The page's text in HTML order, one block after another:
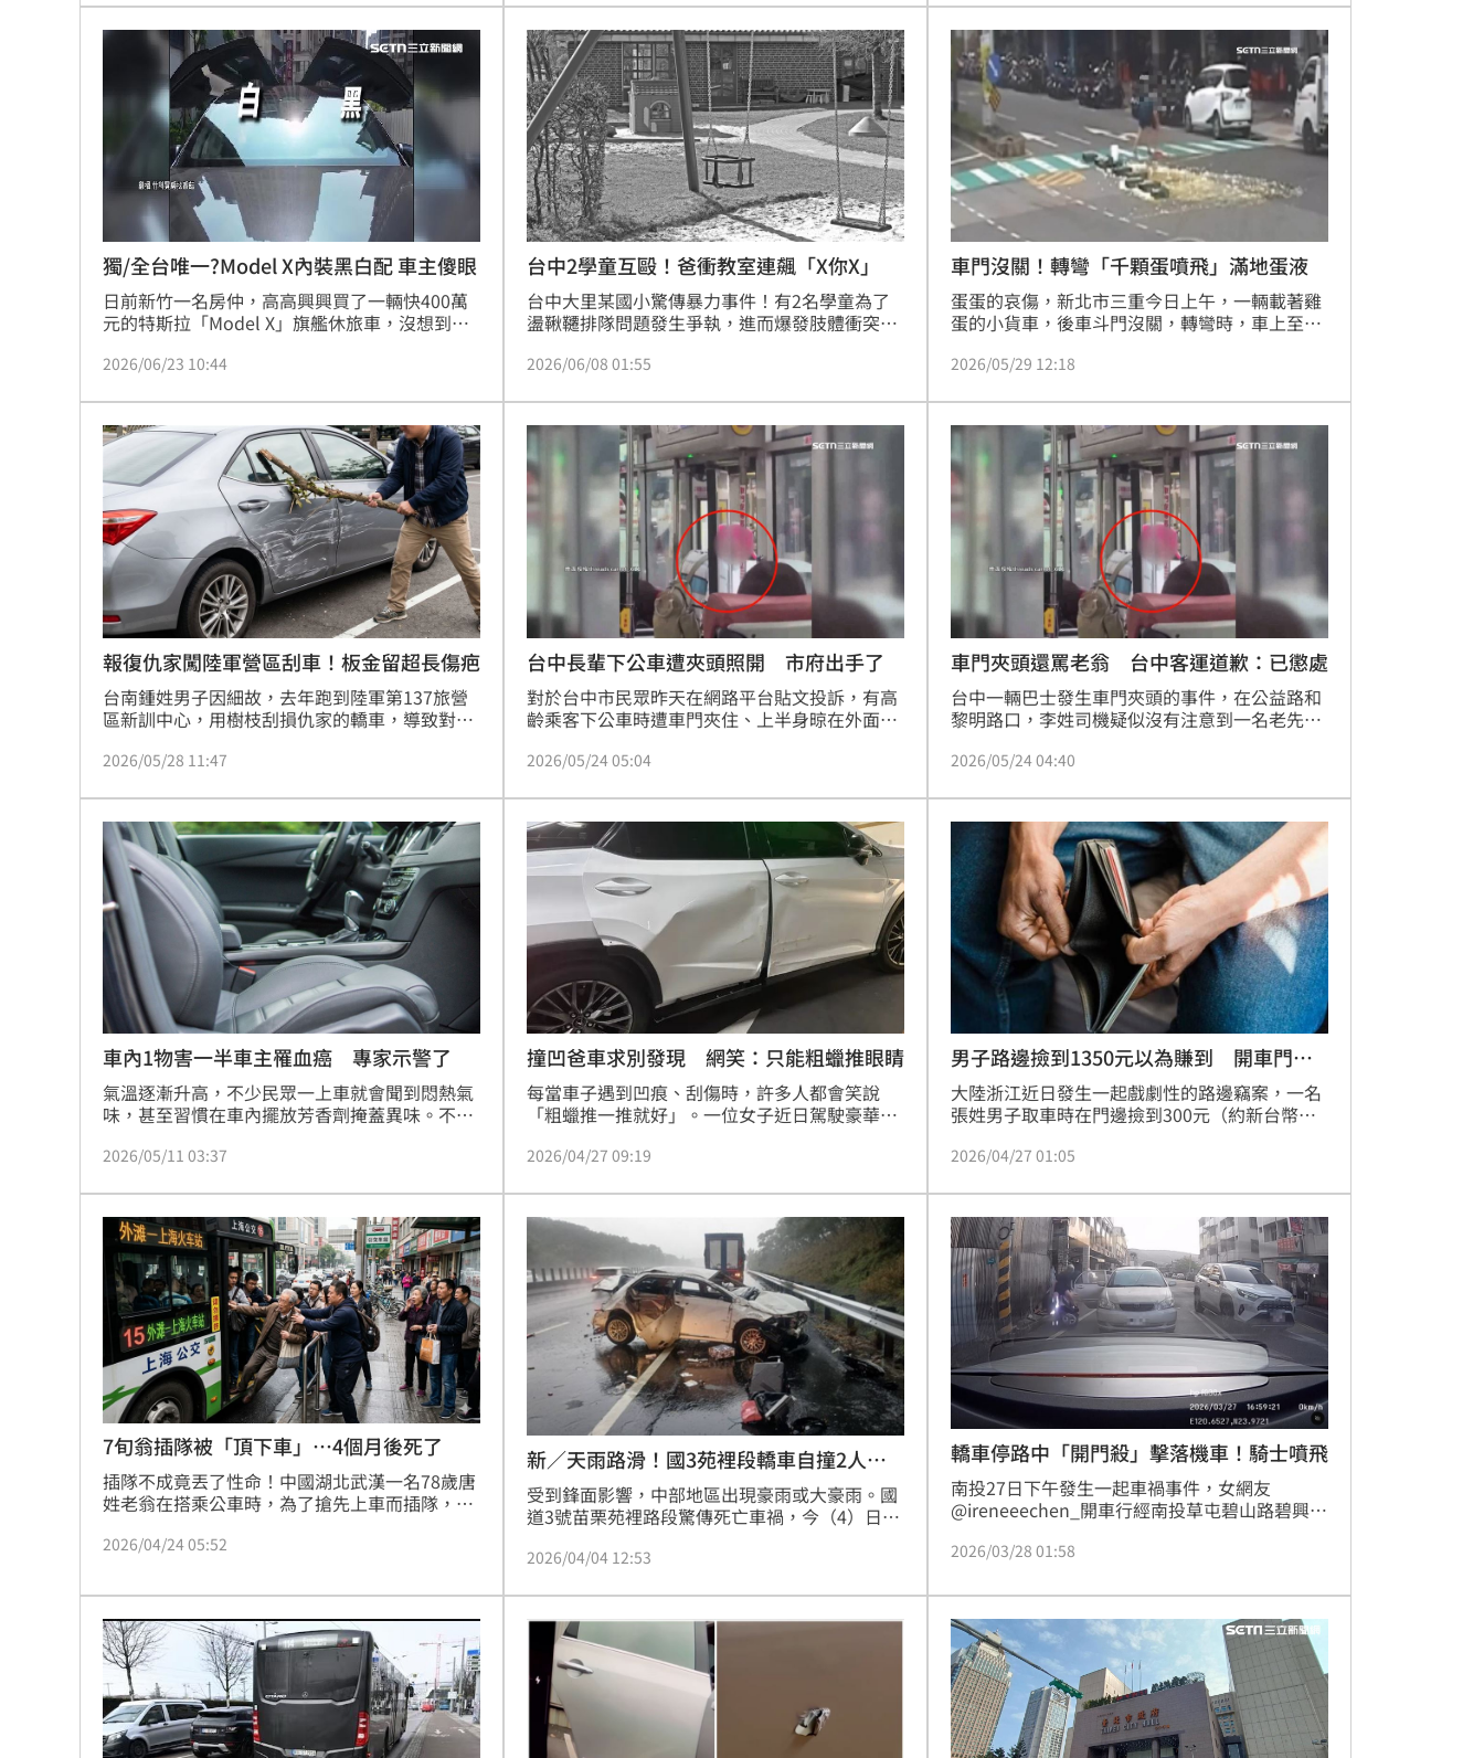
男反而熱情擁抱司機，嚇得後方駕駛紛紛閃避，
後續經警方到場處理並將張男送醫。
扇板沒關緊，開過去直接刮毀車輛，肇事後若無
其事開走。莊小姐氣憤表示，新車才剛買三個月
就被刮壞，維修費多達10幾萬，但肇事業者只願
賠償6萬元，態度相當消極，目前雙方仍在協
商。
獨/全台唯一?Model X內裝黑白配 車主傻眼
日前新竹一名房仲，高高興興買了一輛快400萬
元的特斯拉「Model X」旗艦休旅車，沒想到原
現異狀，直到坐進後座才當場傻眼。原來車輛後
對稱。照片曝光後引發熱議，車友笑稱這是全台
唯一「熊貓特仕版」，直呼出錯機率比中樂透還
低。儘管特斯拉回應可以免費更換，但一旦放棄
就無法再改回來，也讓車主陷入兩難。
2026/06/23 10:44
台中2學童互毆！爸衝教室連飆「X你X」
台中大里某國小驚傳暴力事件！有2名學童為了
盪鞦韆排隊問題發生爭執，進而爆發肢體衝突，
學童家長衝進教室內後，竟連飆5次三字經髒話
學童家長離開學校，最終遭《妨害自由罪》等起
訴，但經法院審理後全判無罪。
2026/06/08 01:55
車門沒關！轉彎「千顆蛋噴飛」滿地蛋液
蛋蛋的哀傷，新北市三重今日上午，一輛載著雞
蛋的小貨車，後車斗門沒關，轉彎時，車上至少
波及行人，闖禍的駕駛，趕緊去旁邊五金行買掃
2026/05/29 12:18
報復仇家闖陸軍營區刮車！板金留超長傷疤
台南鍾姓男子因細故，去年跑到陸軍第137旅營
區新訓中心，用樹枝刮損仇家的轎車，導致對方
漆不堪使用。事後挨告，鍾男認罪，車主無意調
拘役15天，得意科罰金。
2026/05/28 11:47
台中長輩下公車遭夾頭照開 市府出手了
對於台中市民眾昨天在網路平台貼文投訴，有高
齡乘客下公車時遭車門夾住、上半身晾在外面快
針對業者年度評鑑嚴加審核。
2026/05/24 05:04
車門夾頭還罵老翁 台中客運道歉：已懲處
台中一輛巴士發生車門夾頭的事件，在公益路和
黎明路口，李姓司機疑似沒有注意到一名老先生
住。公車啟動行駛，車上乘客大吃一驚，通知司
示，沒有接獲老先生親自投訴，但已從網路上看
到民眾貼文檢舉，將對這名司機記過懲處。
2026/05/24 04:40
車內1物害一半車主罹血癌 專家示警了
氣溫逐漸升高，不少民眾一上車就會聞到悶熱氣
味，甚至習慣在車內擺放芳香劑掩蓋異味。不
環境恐讓有害物質加速揮發，尤其不建議在車上
2026/05/11 03:37
撞凹爸車求別發現 網笑：只能粗蠟推眼睛
每當車子遇到凹痕、刮傷時，許多人都會笑說
「粗蠟推一推就好」。一位女子近日駕駛豪華休
打不開、後車門上移，右側前後車門明顯撞凹，
錢？」貼文曝光後引發熱議，許多網友紛紛笑
說，這種慘況只能用粗蠟塗眼睛閉而不見了。
2026/04/27 09:19
男子路邊撿到1350元以為賺到 開車門崩
潰
大陸浙江近日發生一起戲劇性的路邊竊案，一名
張姓男子取車時在門邊撿到300元（約新台幣
車門後瞬間崩潰，他原先存放於車內的3.8萬元
後展開追查，發現張男在地上撿到的錢，其實是
竊賊得手後不慎遺落的，目前已成功跨省將2名
嫌犯逮捕歸案。
2026/04/27 01:05
7旬翁插隊被「頂下車」…4個月後死了
插隊不成竟丟了性命！中國湖北武漢一名78歲唐
姓老翁在搭乘公車時，為了搶先上車而插隊，結
翁一個重心不穩，竟直接飛出公車門，頭部重擊
而向公車業者求償70萬元人民幣（約323萬元台
幣），官司打到二審，法官駁回家屬上訴，判業
者免賠。
2026/04/24 05:52
新／天雨路滑！國3苑裡段轎車自撞2人慘
死
受到鋒面影響，中部地區出現豪雨或大豪雨。國
道3號苗栗苑裡路段驚傳死亡車禍，今（4）日上
因天雨路滑、事件不佳自撞護欄，撞擊力道猛
人員獲報趕抵，發現車內2人當場死亡、1人受
傷。事故發生原因有待警方進一步釐清。
2026/04/04 12:53
轎車停路中「開門殺」擊落機車！騎士噴飛
南投27日下午發生一起車禍事件，女網友
@ireneeechen_開車行經南投草屯碧山路碧興路
開了車門，導致騎士閃避不及遭到「擊殺」，甚
2026/03/28 01:58